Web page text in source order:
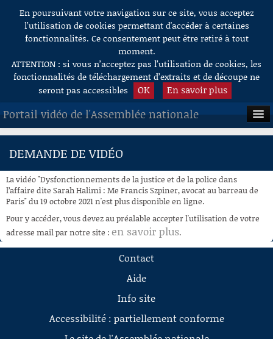
Aller au contenu
En poursuivant votre navigation sur ce site, vous acceptez
l’utilisation de cookies permettant d'accéder à certaines
fonctionnalités. Ce consentement peut être retiré à tout
moment.
ATTENTION : si vous n’acceptez pas l’utilisation de cookies, les
fonctionnalités de téléchargement d’extraits et de découpe ne
seront pas accessibles
OK En savoir plus
Portail vidéo de l'Assemblée nationale
ACCUEIL
À LA DEMANDE
RECHERCHE
AIDE À LA DÉCOUPE
DE VIDÉOS
DEMANDE DE VIDÉO
La vidéo "Dysfonctionnements de la justice et de la police dans
l’affaire dite Sarah Halimi : Me Francis Szpiner, avocat au barreau de
Paris" du 19 octobre 2021 n'est plus disponible en ligne.
Pour y accéder, vous devez au préalable accepter l'utilisation de votre
adresse mail par notre site : en savoir plus.
Contact
Aide
Info site
Accessibilité : partiellement conforme